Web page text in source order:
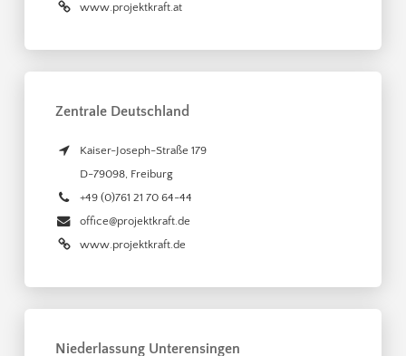
www.projektkraft.at
Zentrale Deutschland
Kaiser-Joseph-Straße 179
D-79098, Freiburg
+49 (0)761 21 70 64-44
office@projektkraft.de
www.projektkraft.de
Niederlassung Unterensingen